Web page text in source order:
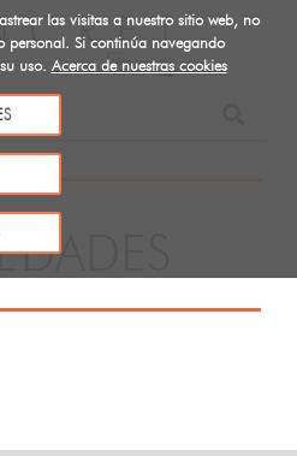
las visitas a nuestro sitio web, no
personal. Si continúa navegando
uso. Acerca de nuestras cookies